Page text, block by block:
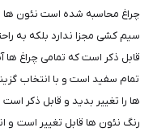
چراغ محاسبه شده است نئون
سیم کشی مجزا ندارد بلکه به
قابل ذکر است که تمامی چراغ
تمام سفید است و با انتخاب
ها را تغییر بدید و قابل ذکر